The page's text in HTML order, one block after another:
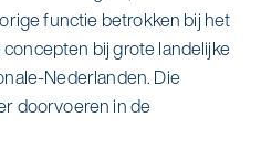
functie betrokken bij het
bij grote landelijke
Nederlanden. Die
doorvoeren in de